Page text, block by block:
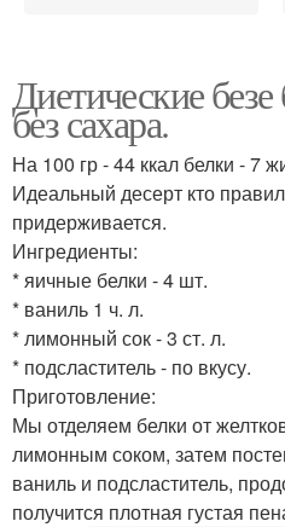
Безе без сахарной
пудры
Пирожное безе
Диетические безе
без сахара.
На 100 гр - 44 ккал белки - 7
Идеальный десерт кто
придерживается.
Ингредиенты:
* яичные белки - 4 шт.
* ваниль 1 ч. л.
* лимонный сок - 3 ст. л.
* подсластитель - по вкусу.
Приготовление:
Мы отделяем белки от
лимонным соком, затем
ваниль и подсластитель,
получится плотная густая